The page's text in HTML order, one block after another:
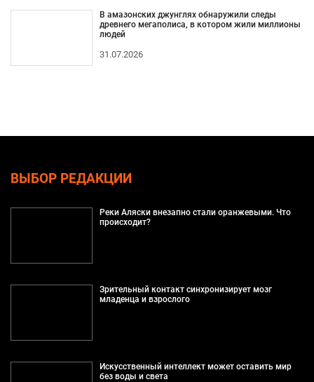
В амазонских джунглях обнаружили следы
древнего мегаполиса, в котором жили миллионы
людей
31.07.2026
ВЫБОР РЕДАКЦИИ
Реки Аляски внезапно стали оранжевыми. Что
происходит?
Зрительный контакт синхронизирует мозг
младенца и взрослого
Искусственный интеллект может оставить мир
без воды и света